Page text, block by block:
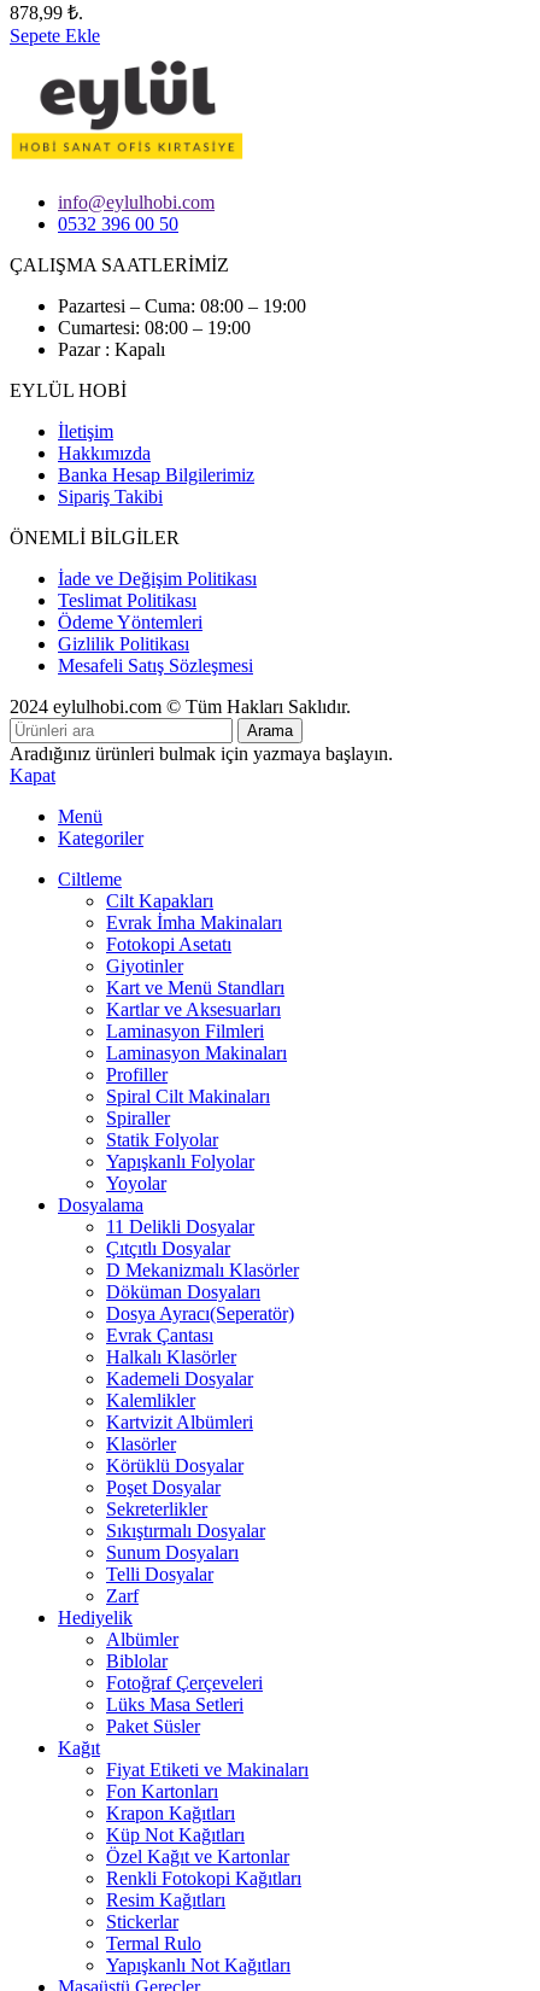
878,99 ₺.
Sepete Ekle
info@eylulhobi.com
0532 396 00 50
ÇALIŞMA SAATLERİMİZ
Pazartesi – Cuma: 08:00 – 19:00
Cumartesi: 08:00 – 19:00
Pazar : Kapalı
EYLÜL HOBİ
İletişim
Hakkımızda
Banka Hesap Bilgilerimiz
Sipariş Takibi
ÖNEMLİ BİLGİLER
İade ve Değişim Politikası
Teslimat Politikası
Ödeme Yöntemleri
Gizlilik Politikası
Mesafeli Satış Sözleşmesi
2024 eylulhobi.com © Tüm Hakları Saklıdır.
Arama
Aradığınız ürünleri bulmak için yazmaya başlayın.
Kapat
Menü
Kategoriler
Ciltleme
Cilt Kapakları
Evrak İmha Makinaları
Fotokopi Asetatı
Giyotinler
Kart ve Menü Standları
Kartlar ve Aksesuarları
Laminasyon Filmleri
Laminasyon Makinaları
Profiller
Spiral Cilt Makinaları
Spiraller
Statik Folyolar
Yapışkanlı Folyolar
Yoyolar
Dosyalama
11 Delikli Dosyalar
Çıtçıtlı Dosyalar
D Mekanizmalı Klasörler
Döküman Dosyaları
Dosya Ayracı(Seperatör)
Evrak Çantası
Halkalı Klasörler
Kademeli Dosyalar
Kalemlikler
Kartvizit Albümleri
Klasörler
Körüklü Dosyalar
Poşet Dosyalar
Sekreterlikler
Sıkıştırmalı Dosyalar
Sunum Dosyaları
Telli Dosyalar
Zarf
Hediyelik
Albümler
Biblolar
Fotoğraf Çerçeveleri
Lüks Masa Setleri
Paket Süsler
Kağıt
Fiyat Etiketi ve Makinaları
Fon Kartonları
Krapon Kağıtları
Küp Not Kağıtları
Özel Kağıt ve Kartonlar
Renkli Fotokopi Kağıtları
Resim Kağıtları
Stickerlar
Termal Rulo
Yapışkanlı Not Kağıtları
Masaüstü Gereçler